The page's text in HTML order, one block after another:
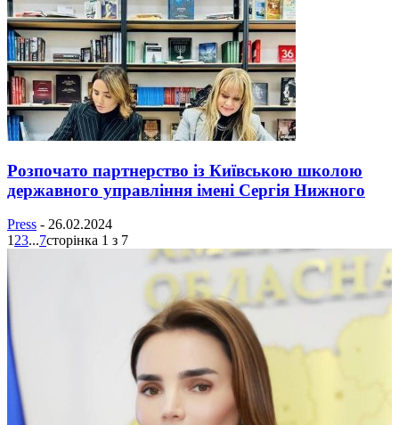
Розпочато партнерство із Київською школою
державного управління імені Сергія Нижного
Press - 26.02.2024
123...7сторінка 1 з 7